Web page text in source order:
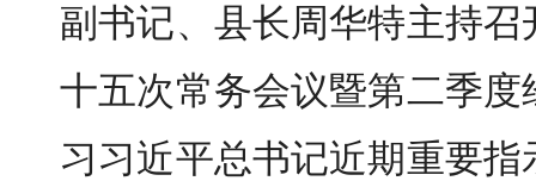
副书记、县长周华特主持
十五次常务会议暨第二季
习习近平总书记近期重要